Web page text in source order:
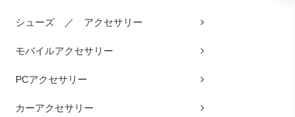
シューズ ／ アクセサリー
モバイルアクセサリー
PCアクセサリー
カーアクセサリー